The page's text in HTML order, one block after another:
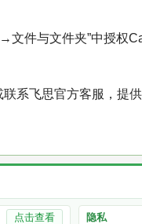
件与文件夹”中授权
系飞思官方客服，提
点击查看 隐私